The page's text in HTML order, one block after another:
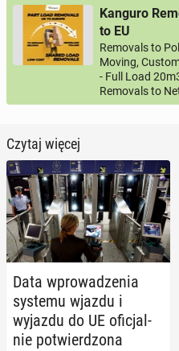
Kanguro
to EU
Removals to
Moving,
- Full Load
Removals to
Czytaj więcej
Data wpro­wa­dze­nia
systemu wjazdu i
wyjazdu do UE ofi­cjal­
nie po­twier­dzo­na